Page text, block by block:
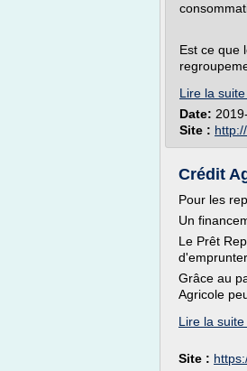
Est ce que
Lire la suite
Date:
Site :
Crédit
Pour les
Un
Le Prêt
Grâce au
Agricole
Lire la suite
Site :